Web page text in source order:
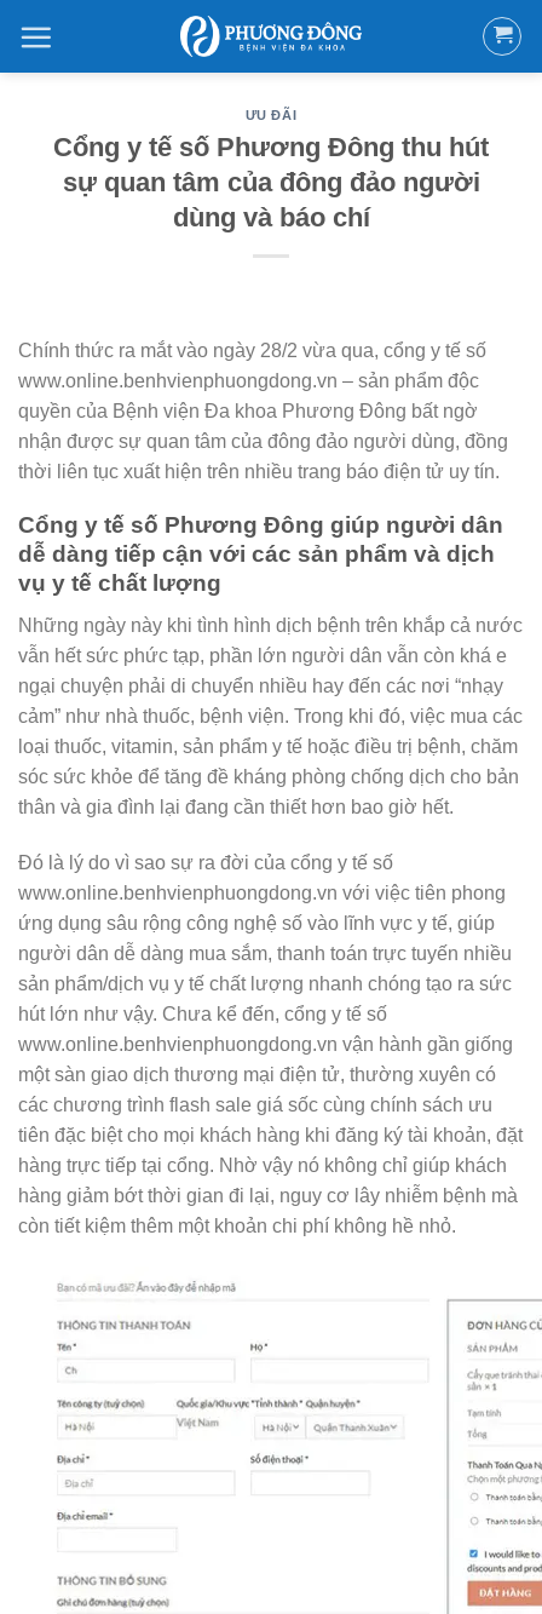
qua
nội
ƯU ĐÃI
Cổng y tế số Phương Đông thu hút
sự quan tâm của đông đảo người
dùng và báo chí
Chính thức ra mắt vào ngày 28/2 vừa qua, cổng y tế số
www.online.benhvienphuongdong.vn – sản phẩm độc
quyền của Bệnh viện Đa khoa Phương Đông bất ngờ
nhận được sự quan tâm của đông đảo người dùng, đồng
thời liên tục xuất hiện trên nhiều trang báo điện tử uy tín.
Cổng y tế số Phương Đông giúp người dân
dễ dàng tiếp cận với các sản phẩm và dịch
vụ y tế chất lượng
Những ngày này khi tình hình dịch bệnh trên khắp cả nước
vẫn hết sức phức tạp, phần lớn người dân vẫn còn khá e
ngại chuyện phải di chuyển nhiều hay đến các nơi “nhạy
cảm” như nhà thuốc, bệnh viện. Trong khi đó, việc mua các
loại thuốc, vitamin, sản phẩm y tế hoặc điều trị bệnh, chăm
sóc sức khỏe để tăng đề kháng phòng chống dịch cho bản
thân và gia đình lại đang cần thiết hơn bao giờ hết.
Đó là lý do vì sao sự ra đời của cổng y tế số
www.online.benhvienphuongdong.vn với việc tiên phong
ứng dụng sâu rộng công nghệ số vào lĩnh vực y tế, giúp
người dân dễ dàng mua sắm, thanh toán trực tuyến nhiều
sản phẩm/dịch vụ y tế chất lượng nhanh chóng tạo ra sức
hút lớn như vậy. Chưa kể đến, cổng y tế số
www.online.benhvienphuongdong.vn vận hành gần giống
một sàn giao dịch thương mại điện tử, thường xuyên có
các chương trình flash sale giá sốc cùng chính sách ưu
tiên đặc biệt cho mọi khách hàng khi đăng ký tài khoản, đặt
hàng trực tiếp tại cổng. Nhờ vậy nó không chỉ giúp khách
hàng giảm bớt thời gian đi lại, nguy cơ lây nhiễm bệnh mà
còn tiết kiệm thêm một khoản chi phí không hề nhỏ.